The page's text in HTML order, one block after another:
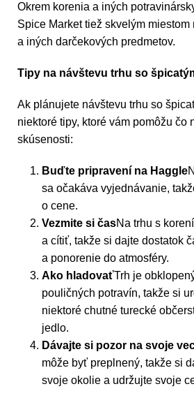
Okrem korenia a iných
Spice Market tiež skvelým
a iných darčekových predmetov.
Tipy na návštevu trhu so
Ak plánujete návštevu trhu so
niektoré tipy, ktoré vám pomôžu čo
skúsenosti:
Buďte pripravení na Haggle
sa očakáva vyjednávanie,
o cene.
Vezmite si časNa trhu s
a cítiť, takže si dajte dostatok
a ponorenie do atmosféry.
Ako hladovaťTrh je
pouličných potravín, takže si
niektoré chutné turecké
jedlo.
Dávajte si pozor na svoje
môže byť preplnený, takže si
svoje okolie a udržujte svoje